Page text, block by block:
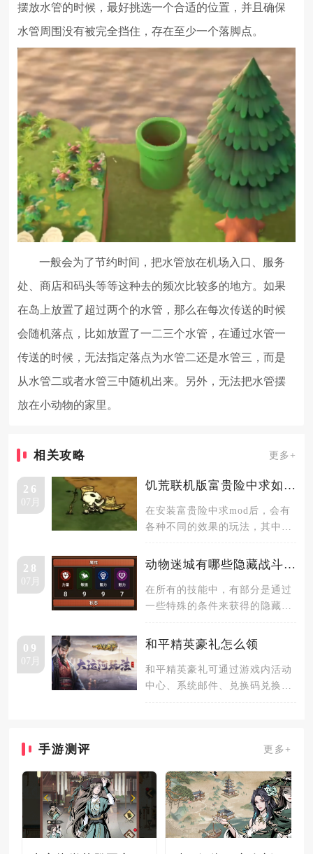
摆放水管的时候，最好挑选一个合适的位置，并且确保
水管周围没有被完全挡住，存在至少一个落脚点。
一般会为了节约时间，把水管放在机场入口、服务
处、商店和码头等等这种去的频次比较多的地方。如果
在岛上放置了超过两个的水管，那么在每次传送的时候
会随机落点，比如放置了一二三个水管，在通过水管一
传送的时候，无法指定落点为水管二还是水管三，而是
从水管二或者水管三中随机出来。另外，无法把水管摆
放在小动物的家里。
相关攻略 更多+
26
07月
饥荒联机版富贵险中求如何盗墓修墓
在安装富贵险中求mod后，会有
各种不同的效果的玩法，其中有
墓和
28
07月
动物迷城有哪些隐藏战斗技能
在所有的技能中，有部分是通过
一些特殊的条件来获得的隐藏技
为隐藏
09
07月
和平精英豪礼怎么领
和平精英豪礼可通过游戏内活动
中心、系统邮件、兑换码兑换、
手游测评 更多+